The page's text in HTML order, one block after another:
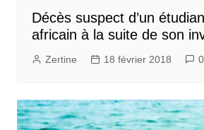
Décès suspect d’un
africain à la suite de son
Zertine 18 février 2018 0